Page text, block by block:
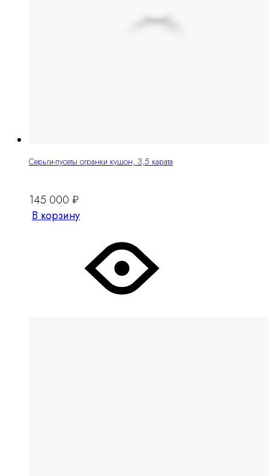
Серьги-пусеты огранки кушон, 3,5 карата
145 000 ₽
В корзину